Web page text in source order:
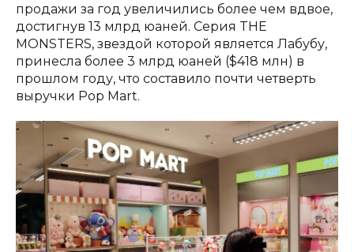
продажи за год увеличились более чем вдвое,
достигнув 13 млрд юаней. Серия THE
MONSTERS, звездой которой является Лабубу,
принесла более 3 млрд юаней ($418 млн) в
прошлом году, что составило почти четверть
выручки Pop Mart.